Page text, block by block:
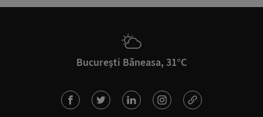
București Băneasa, 31°C